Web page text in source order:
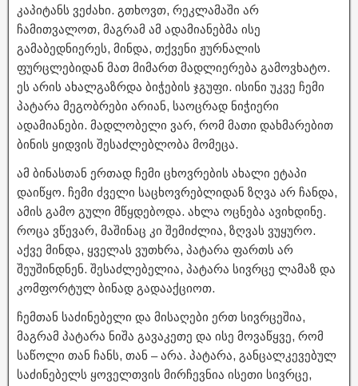
კაპიტანს ვეძახი. გთხოვთ, რეკლამაში არ
ჩამითვალოთ, მაგრამ ამ ადამიანებმა ისე
გამაბედნიერეს, მინდა, თქვენი ჟურნალის
ფურცლებიდან მათ მიმართ მადლიერება გამოვხატო.
ეს არის ახალგაზრდა ბიჭების ჯგუფი. ისინი უკვე ჩემი
პატარა მეგობრები არიან, საოცრად ნიჭიერი
ადამიანები. მადლობელი ვარ, რომ მათი დახმარებით
ბინის ყიდვის შესაძლებლობა მომეცა.
ამ ბინასთან ერთად ჩემი ცხოვრების ახალი ეტაპი
დაიწყო. ჩემი ძველი საცხოვრებლიდან ზღვა არ ჩანდა,
ამის გამო გული მწყდებოდა. ახლა ოცნება ავიხდინე.
როცა ვწევარ, მაშინაც კი შემიძლია, ზღვას ვუყურო.
აქვე მინდა, ყველას ვუთხრა, პატარა ფართს არ
შეუშინდნენ. შესაძლებელია, პატარა სივრცე ლამაზ და
კომფორტულ ბინად გადააქციოთ.
ჩემთან საძინებელი და მისაღები ერთ სივრცეშია,
მაგრამ პატარა ნიშა გავაკეთე და ისე მოვაწყვე, რომ
საწოლი თან ჩანს, თან – არა. პატარა, განცალკევებულ
საძინებელს ყოველთვის მირჩევნია ისეთი სივრცე,